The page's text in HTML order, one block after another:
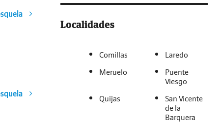
Localidades
Comillas
Laredo
Meruelo
Puente
Viesgo
Quijas
San Vicente
de la
Barquera